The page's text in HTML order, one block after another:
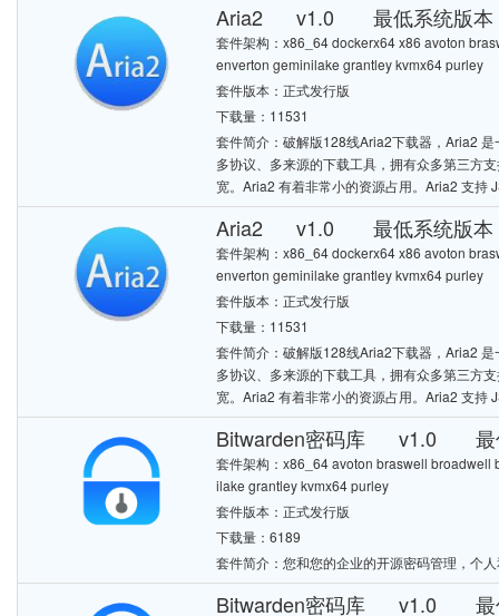
Aria2 v1.0 最低系统版本
套件架构：x86_64 dockerx64 x86 avoton
enverton geminilake grantley kvmx64 purley
套件版本：正式发行版
下载量：11531
套件简介：破解版128线Aria2下载器，Aria2
多协议、多来源的下载工具，拥有众多第三方
宽。Aria2 有着非常小的资源占用。Aria2 支持
Aria2 v1.0 最低系统版本
套件架构：x86_64 dockerx64 x86 avoton
enverton geminilake grantley kvmx64 purley
套件版本：正式发行版
下载量：11531
套件简介：破解版128线Aria2下载器，Aria2
多协议、多来源的下载工具，拥有众多第三方
宽。Aria2 有着非常小的资源占用。Aria2 支持
Bitwarden密码库 v1.0 最
套件架构：x86_64 avoton braswell
ilake grantley kvmx64 purley
套件版本：正式发行版
下载量：6189
套件简介：您和您的企业的开源密码管理，个
Bitwarden密码库 v1.0 最